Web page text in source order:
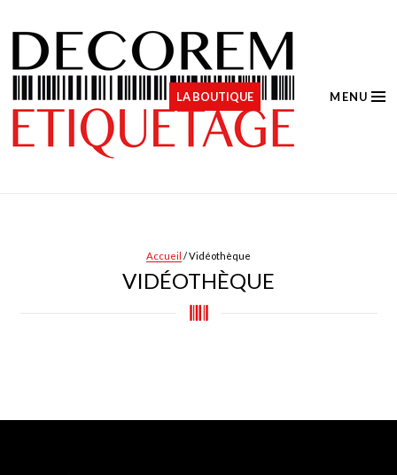
LA BOUTIQUE MENU
Accueil / Vidéothèque
VIDÉOTHÈQUE